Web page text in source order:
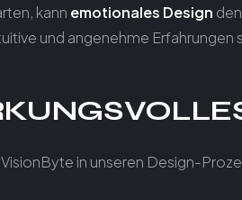
kann emotionales Design
und angenehme Erfahrungen
in unseren Design-